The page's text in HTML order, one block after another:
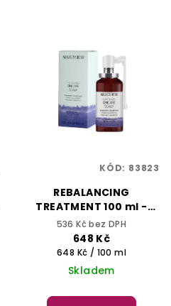
REBALANCING
TREATMENT 100 ml -
ONCARE SCALP -
SELECTIVE
PROFESSIONAL
536 Kč bez DPH
648 Kč
Měrná
cena:
648 Kč / 100 ml
Skladem
KÓD: 83823